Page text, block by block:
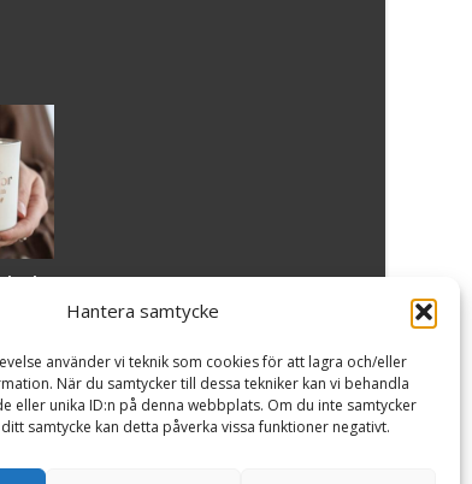
Hantera samtycke
använder vi teknik som cookies för att lagra och/eller
När du samtycker till dessa tekniker kan vi behandla
eller unika ID:n på denna webbplats. Om du inte samtycker
samtycke kan detta påverka vissa funktioner negativt.
by WordPress